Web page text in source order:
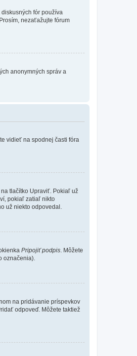
fór používa
nezaťažujte fórum
anonymných správ a
vidieť na spodnej časti fóra
tlačítko Upraviť. Pokiaľ už
pokiaľ zatiaľ nikto
už niekto odpovedal.
Pripojiť podpis . Môžete
označenia).
na pridávanie príspevkov
odpoveď. Môžete taktiež